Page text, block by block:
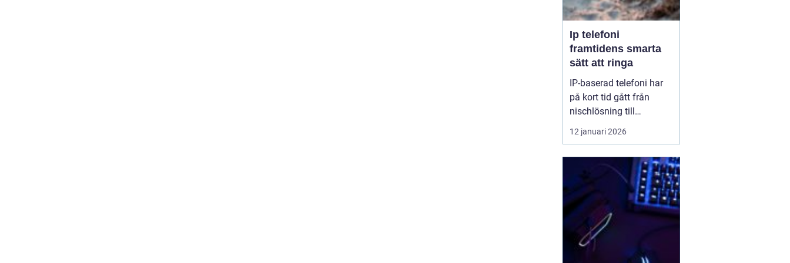
Ip telefoni
framtidens smarta
sätt att ringa
IP-baserad telefoni har
på kort tid gått från
nischlösning till
standard för både
företag och
gör det möjligt att ringa
via internet i stället för
via kopparnätet, som
redan håller på att
stängas ned. För den
som vill ha flex...
12 januari 2026